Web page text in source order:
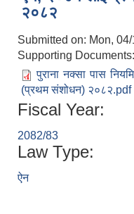
२०८२
Submitted on: Mon,
Supporting Documents:
पुराना नक्सा पास
(प्रथम संशोधन) २०८२.pdf
Fiscal Year:
2082/83
Law Type:
ऐन